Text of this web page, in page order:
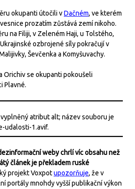
okupanti útočili vDačném, ve kterém
prozatím zůstává zemí nikoho.
na Filiji, v Zeleném Haji, u Tolstého,
ozbrojené síly pokračují v
Ševčenka a Komyšuvachy.
Orichiv se okupanti pokoušeli
Plavné.
weby chrlí víc obsahu než
článek je překladem ruské
projekt Voxpotupozorňuje, že v
portály mnohdy vyšší publikační výkon